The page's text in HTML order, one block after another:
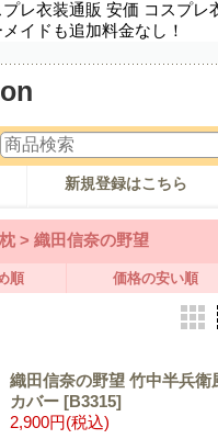
プレ衣装通販 安価 コスプ
イドも追加料金なし！
新規登録はこちら
> 織田信奈の野望
順 価格の安い順
織田信奈の野望 竹中半兵衛
カバー [B3315]
2,900円(税込)